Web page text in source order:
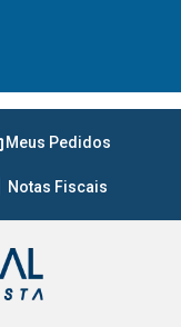
Meus Pedidos
Notas Fiscais